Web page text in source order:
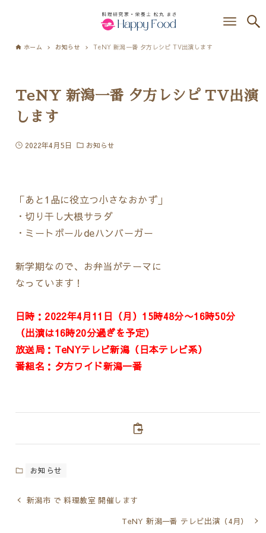
ホーム お知らせ TeNY 新潟一番 夕方レシピ TV出演します
TeNY 新潟一番 夕方レシピ TV出演
します
2022年4月5日 お知らせ
「あと1品に役立つ小さなおかず」
・切り干し大根サラダ
・ミートボールdeハンバーガー
新学期なので、お弁当がテーマに
なっています！
日時：2022年4月11日（月）15時48分〜16時50分
（出演は16時20分過ぎを予定）
放送局：TeNYテレビ新潟（日本テレビ系）
番組名：夕方ワイド新潟一番
お知らせ
新潟市 で 料理教室 開催します
TeNY 新潟一番 テレビ出演（4月）